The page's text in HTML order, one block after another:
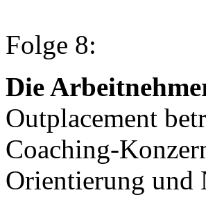
Folge 8:
Die
Outplacement
Coaching-
Orientierung und